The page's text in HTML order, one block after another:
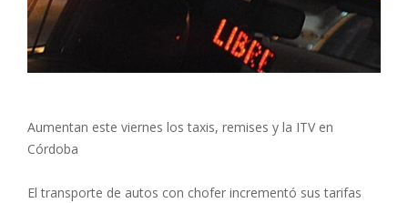
Aumentan este viernes los taxis, remises y la ITV en
Córdoba
El transporte de autos con chofer incrementó sus tarifas